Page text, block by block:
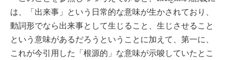
は、「出来事」という日常的な意味が生かされており、
動詞形でなら出来事として生じること、生じさせること
という意味があるだろうということに加えて、第一に、
これが今引用した「根源的」な意味が示唆していたとこ